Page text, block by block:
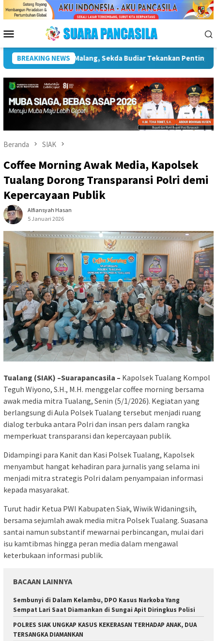
Menu
Mobile
BREAKING NEWS
Kebudayaan Wakil Wali Kota Lepas Lomba Gerak
Beranda SIAK
Coffee Morning Awak Media, Kapolsek
Tualang Dorong Transparansi Polri demi
Kepercayaan Publik
Alfiansyah Hasan
5 Januari 2026
Tualang (SIAK) –Suarapancasila – Kapolsek Tualang Kompol
Teguh Wiyono, S.H., M.H. menggelar coffee morning bersama
awak media mitra Tualang, Senin (5/1/2026). Kegiatan yang
berlangsung di Aula Polsek Tualang tersebut menjadi ruang
dialog terbuka antara Polri dan insan pers dalam rangka
memperkuat transparansi dan kepercayaan publik.
Didampingi para Kanit dan Kasi Polsek Tualang, Kapolsek
menyambut hangat kehadiran para jurnalis yang selama ini
menjadi mitra strategis Polri dalam penyampaian informasi
kepada masyarakat.
Turut hadir Ketua PWI Kabupaten Siak, Wiwik Widaningsih,
bersama sejumlah awak media mitra Polsek Tualang. Suasana
santai namun substantif mewarnai perbincangan, mulai dari
isu kamtibmas hingga peran media dalam mengawal
keterbukaan informasi publik.
BACAAN LAINNYA
Sembunyi di Dalam Kelambu, DPO Kasus Narkoba Yang
Sempat Lari Saat Diamankan di Sungai Apit Diringkus Polisi
POLRES SIAK UNGKAP KASUS KEKERASAN TERHADAP ANAK, DUA
TERSANGKA DIAMANKAN